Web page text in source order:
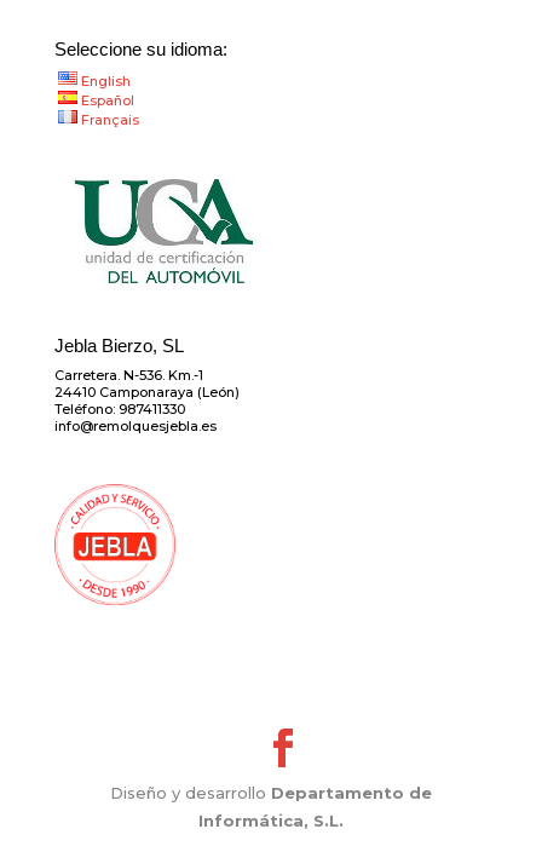
Seleccione su idioma:
English
Español
Français
Jebla Bierzo, SL
Carretera. N-536. Km.-1
24410 Camponaraya (León)
Teléfono: 987411330
info@remolquesjebla.es
Diseño y desarrollo Departamento de
Informática, S.L.